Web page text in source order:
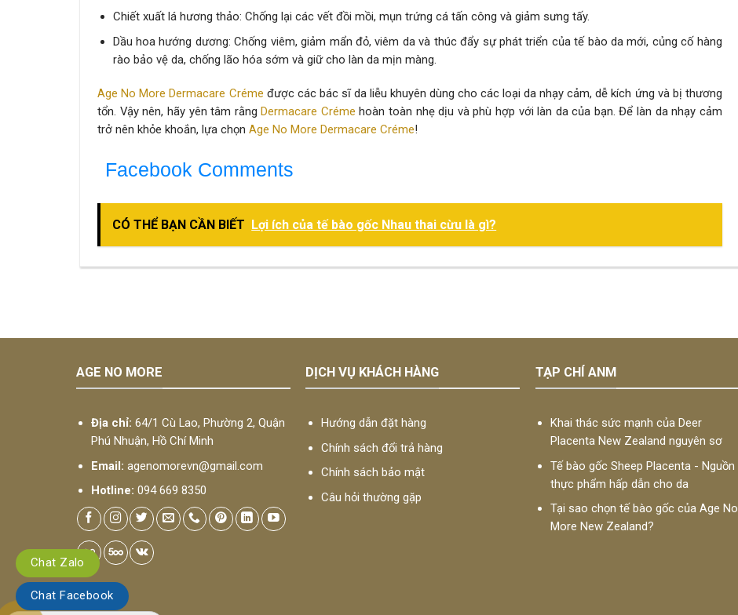
Chiết xuất lá hương thảo: Chống lại các vết đồi mồi, mụn trứng cá tấn công và giảm sưng tấy.
Dầu hoa hướng dương: Chống viêm, giảm mẩn đỏ, viêm da và thúc đẩy sự phát triển của tế bào da mới, củng cố hàng
rào bảo vệ da, chống lão hóa sớm và giữ cho làn da mịn màng.
Age No More Dermacare Créme được các bác sĩ da liễu khuyên dùng cho các loại da nhạy cảm, dễ kích ứng và bị thương
tổn. Vậy nên, hãy yên tâm rằngDermacare Créme hoàn toàn nhẹ dịu và phù hợp với làn da của bạn. Để làn da nhạy cảm
trở nên khỏe khoắn, lựa chọnAge No More Dermacare Créme!
Facebook Comments
CÓ THỂ BẠN CẦN BIẾT Lợi ích của tế bào gốc Nhau thai cừu là gì?
AGE NO MORE
Địa chỉ:64/1 Cù Lao, Phường 2, Quận
Phú Nhuận, Hồ Chí Minh
Email: agenomorevn@gmail.com
Hotline:094 669 8350
DỊCH VỤ KHÁCH HÀNG
Hướng dẫn đặt hàng
Chính sách đổi trả hàng
Chính sách bảo mật
Câu hỏi thường gặp
TẠP CHÍ ANM
Khai thác sức mạnh của Deer
Placenta New Zealand nguyên sơ
Tế bào gốc Sheep Placenta - Nguồn
thực phẩm hấp dẫn cho da
Tại sao chọn tế bào gốc của Age No
More New Zealand?
Chat Zalo
Chat Facebook